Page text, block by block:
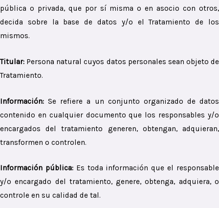
pública o privada, que por sí misma o en asocio con otros,
decida sobre la base de datos y/o el Tratamiento de los
mismos.
Titular: Persona natural cuyos datos personales sean objeto de
Tratamiento.
Información: Se refiere a un conjunto organizado de datos
contenido en cualquier documento que los responsables y/o
encargados del tratamiento generen, obtengan, adquieran,
transformen o controlen.
Información pública: Es toda información que el responsable
y/o encargado del tratamiento, genere, obtenga, adquiera, o
controle en su calidad de tal.